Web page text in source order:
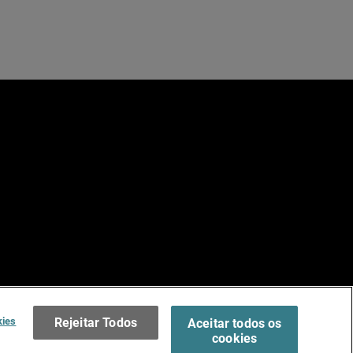
Terms of Use >
Rejeitar Todos
Aceitar todos os
cookies